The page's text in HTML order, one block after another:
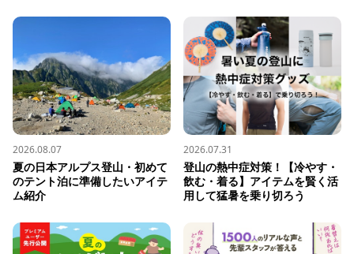
2026.08.07
夏の日本アルプス登山・初めて
のテント泊に準備したいアイテ
ム紹介
2026.07.31
登山の熱中症対策！【冷やす・
飲む・着る】アイテムを賢く活
用して猛暑を乗り切ろう